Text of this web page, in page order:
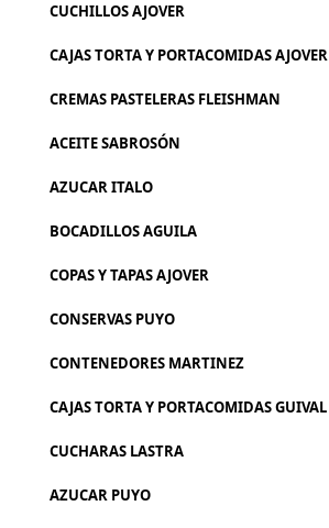
CUCHILLOS AJOVER
CAJAS TORTA Y PORTACOMIDAS AJOVER
CREMAS PASTELERAS FLEISHMAN
ACEITE SABROSÓN
AZUCAR ITALO
BOCADILLOS AGUILA
COPAS Y TAPAS AJOVER
CONSERVAS PUYO
CONTENEDORES MARTINEZ
CAJAS TORTA Y PORTACOMIDAS GUIVAL
CUCHARAS LASTRA
AZUCAR PUYO